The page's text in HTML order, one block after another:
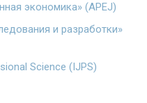
экономика» (APEJ)
и разработки»
Science (IJPS)